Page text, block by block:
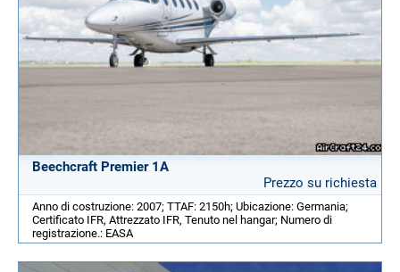
Beechcraft Premier 1A
Prezzo su richiesta
Anno di costruzione: 2007; TTAF: 2150h; Ubicazione: Germania;
Certificato IFR, Attrezzato IFR, Tenuto nel hangar; Numero di
registrazione.: EASA